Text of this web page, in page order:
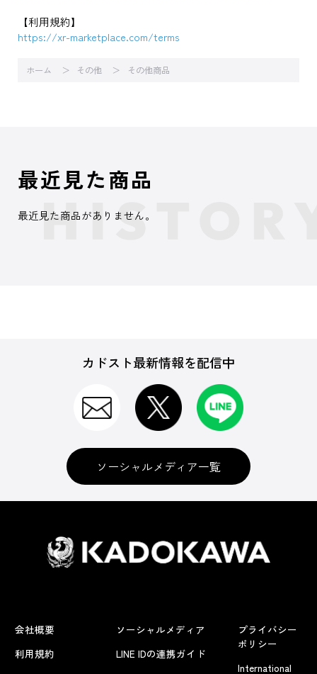
【利用規約】
https://xr-marketplace.com/terms
ホーム その他 その他商品
最近見た商品
最近見た商品がありません。
カドスト最新情報を配信中
ソーシャルメディア一覧
会社概要
利用規約
ソーシャルメディア
LINE IDの連携ガイド
プライバシー
ポリシー
International